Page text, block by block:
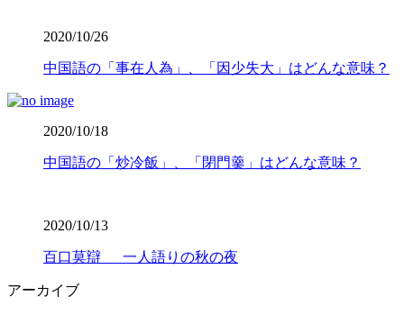
2020/10/26
中国語の「事在人為」、「因少失大」はどんな意味？
2020/10/18
中国語の「炒冷飯」、「閉門羹」はどんな意味？
2020/10/13
百口莫辯 一人語りの秋の夜
アーカイブ